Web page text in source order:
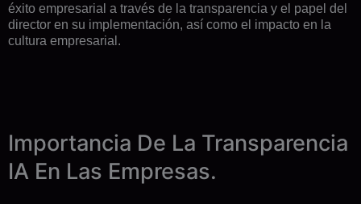
éxito empresarial a través de la transparencia y el papel del
director en su implementación, así como el impacto en la
cultura empresarial.
Importancia De La Transparencia
IA En Las Empresas.